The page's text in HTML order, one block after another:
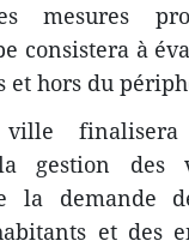
mesures
consistera à
et hors du
finalisera
gestion des
la demande
et des